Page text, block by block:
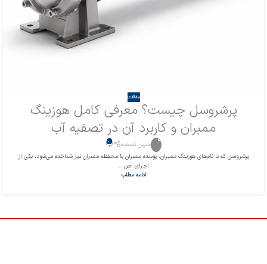
مقالات
پرشروسل چیست؟ معرفی کامل هوزینگ
ممبران و کاربرد آن در تصفیه آب
میهن تصفیه 0
پرشروسل که با نام‌های هوزینگ ممبران، پوسته ممبران یا محفظه ممبران نیز شناخته می‌شود، یکی از
اجزای اص...
ادامه مطلب